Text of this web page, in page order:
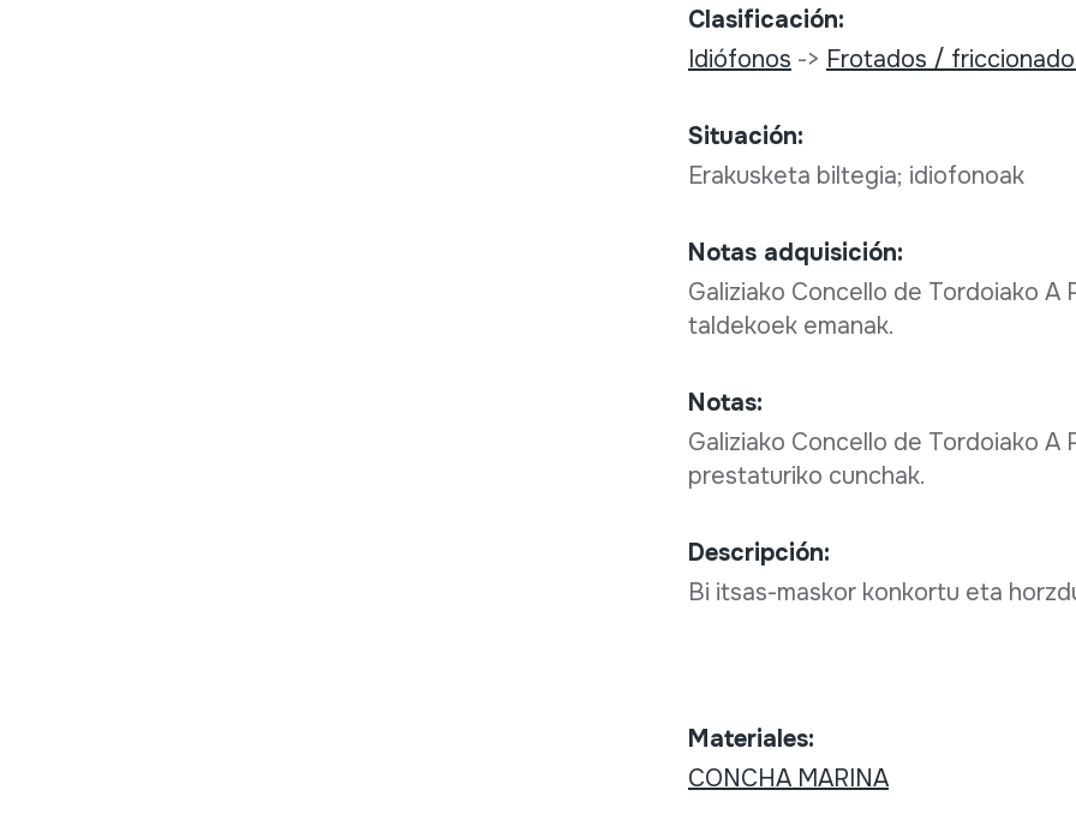
Clasificación:
Idiófonos -> Frotados /
Situación:
Erakusketa biltegia; idiofonoak
Notas adquisición:
Galiziako Concello de Tordoiako
taldekoek emanak.
Notas:
Galiziako Concello de Tordoiako
prestaturiko cunchak.
Descripción:
Bi itsas-maskor konkortu eta
Materiales:
CONCHA MARINA